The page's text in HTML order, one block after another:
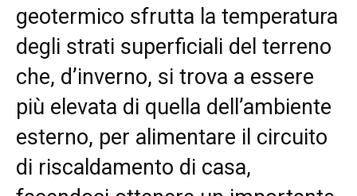
geotermico sfrutta la temperatura
degli strati superficiali del terreno
che, d’inverno, si trova a essere
più elevata di quella dell’ambiente
esterno, per alimentare il circuito
di riscaldamento di casa,